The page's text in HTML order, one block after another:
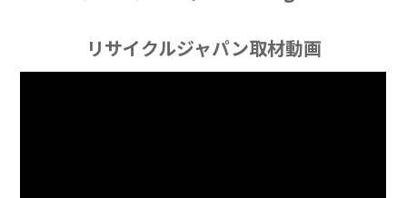
リサイクルジャパン取材動画